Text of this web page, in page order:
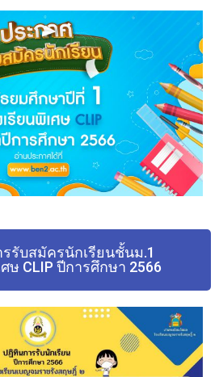
รับสมัครนักเรียนชั้นม.1
ษ CLIP ปีการศึกษา 2566